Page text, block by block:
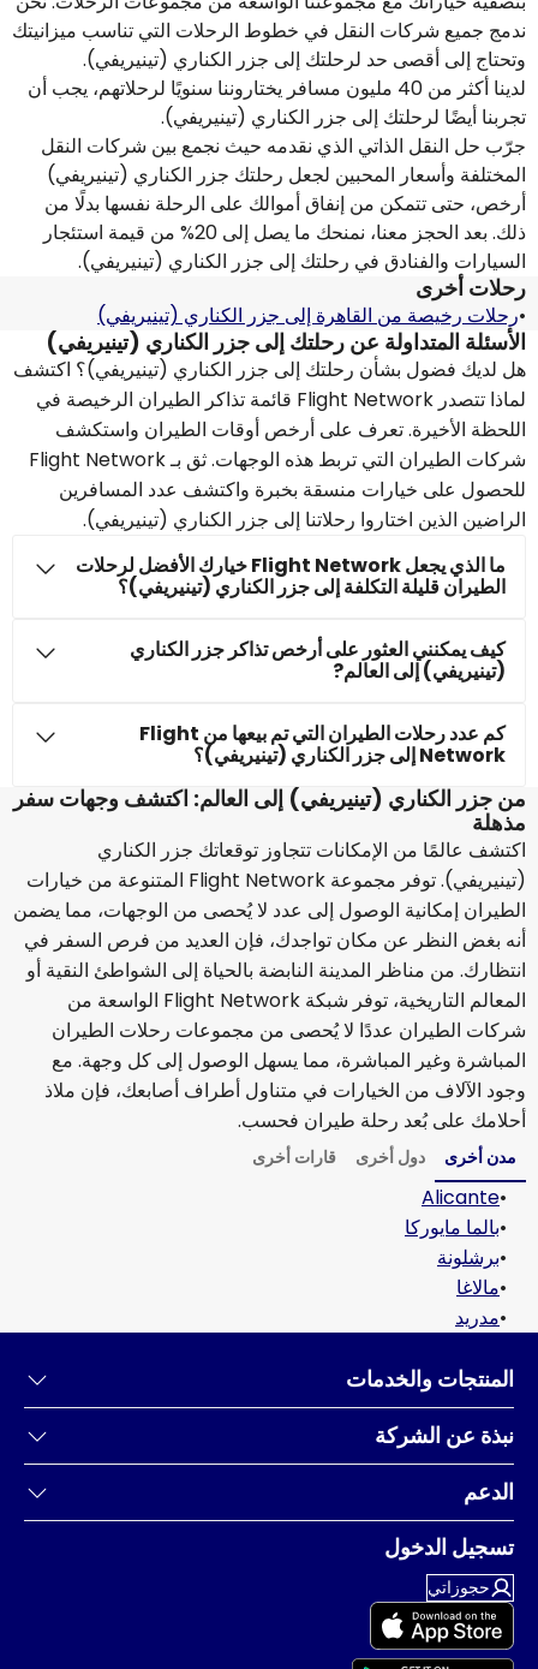
ندمج جميع شركات النقل في خطوط الرحلات التي تناسب ميزانيتك
وتحتاج إلى أقصى حد لرحلتك إلى جزر الكناري (تينيريفي).
لدينا أكثر من 40 مليون مسافر يختاروننا سنويًا لرحلاتهم، يجب أن
تجربنا أيضًا لرحلتك إلى جزر الكناري (تينيريفي).
جرّب حل النقل الذاتي الذي نقدمه حيث نجمع بين شركات النقل
المختلفة وأسعار المحبين لجعل رحلتك جزر الكناري (تينيريفي)
أرخص، حتى تتمكن من إنفاق أموالك على الرحلة نفسها بدلًا من
ذلك. بعد الحجز معنا، نمنحك ما يصل إلى 20% من قيمة استئجار
السيارات والفنادق في رحلتك إلى جزر الكناري (تينيريفي).
رحلات أخرى
•رحلات رخيصة من القاهرة إلى جزر الكناري (تينيريفي)
الأسئلة المتداولة عن رحلتك إلى جزر الكناري (تينيريفي)
هل لديك فضول بشأن رحلتك إلى جزر الكناري (تينيريفي)؟ اكتشف
لماذا تتصدر Flight Network قائمة تذاكر الطيران الرخيصة في
اللحظة الأخيرة. تعرف على أرخص أوقات الطيران واستكشف
شركات الطيران التي تربط هذه الوجهات. ثق بـ Flight Network
للحصول على خيارات منسقة بخبرة واكتشف عدد المسافرين
الراضين الذين اختاروا رحلاتنا إلى جزر الكناري (تينيريفي).
ما الذي يجعل Flight Network خيارك الأفضل لرحلات
الطيران قليلة التكلفة إلى جزر الكناري (تينيريفي)؟
كيف يمكنني العثور على أرخص تذاكر جزر الكناري
(تينيريفي) إلى العالم?
كم عدد رحلات الطيران التي تم بيعها من Flight
Network إلى جزر الكناري (تينيريفي)؟
من جزر الكناري (تينيريفي) إلى العالم: اكتشف وجهات سفر
مذهلة
اكتشف عالمًا من الإمكانات تتجاوز توقعاتك جزر الكناري
(تينيريفي). توفر مجموعة Flight Network المتنوعة من خيارات
الطيران إمكانية الوصول إلى عدد لا يُحصى من الوجهات، مما يضمن
أنه بغض النظر عن مكان تواجدك، فإن العديد من فرص السفر في
انتظارك. من مناظر المدينة النابضة بالحياة إلى الشواطئ النقية أو
المعالم التاريخية، توفر شبكة Flight Network الواسعة من
شركات الطيران عددًا لا يُحصى من مجموعات رحلات الطيران
المباشرة وغير المباشرة، مما يسهل الوصول إلى كل وجهة. مع
وجود الآلاف من الخيارات في متناول أطراف أصابعك، فإن ملاذ
أحلامك على بُعد رحلة طيران فحسب.
مدن أخرى دول أخرى قارات أخرى
•
Alicante
•بالما مايوركا
•برشلونة
•مالاغا
•مدريد
المنتجات والخدمات
نبذة عن الشركة
الدعم
تسجيل الدخول
حجوزاتي